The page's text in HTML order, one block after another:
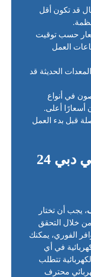
قد تكون أقل
حسب توقيت
العمل
الحديثة قد
في أنواع
أسعارًا أعلى.
قبل بدء العمل
الخاتمة : كهربائي في دبي 24
، يجب أن تختار
خلال التحقق
الفوري، يمكنك
في أي
تتطلب
محترف